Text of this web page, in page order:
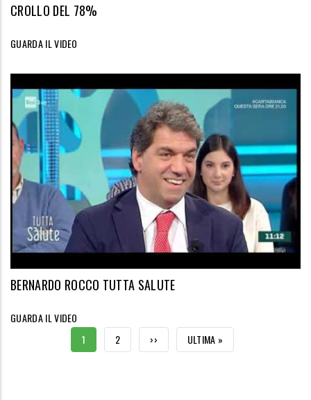
CROLLO DEL 78%
GUARDA IL VIDEO
BERNARDO ROCCO TUTTA SALUTE
GUARDA IL VIDEO
CURRENT
1 PAGE
2
NEXT
››
LAST
ULTIMA »